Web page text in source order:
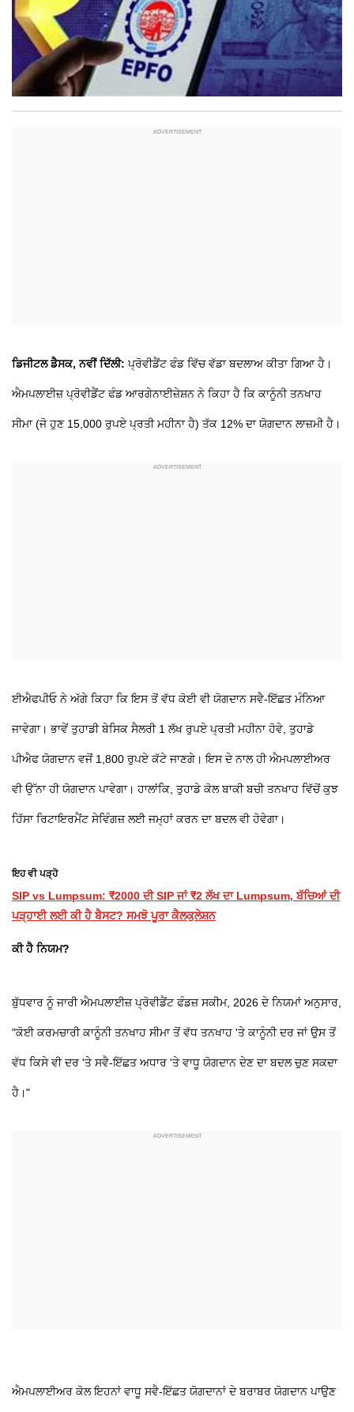
ਡਿਜੀਟਲ ਡੈਸਕ, ਨਵੀਂ ਦਿੱਲੀ: ਪ੍ਰੋਵੀਡੈਂਟ ਫੰਡ ਵਿੱਚ ਵੱਡਾ ਬਦਲਾਅ ਕੀਤਾ ਗਿਆ ਹੈ।
ਐਮਪਲਾਈਜ਼ ਪ੍ਰੋਵੀਡੈਂਟ ਫੰਡ ਆਰਗੇਨਾਈਜ਼ੇਸ਼ਨ ਨੇ ਕਿਹਾ ਹੈ ਕਿ ਕਾਨੂੰਨੀ ਤਨਖਾਹ
ਸੀਮਾ (ਜੋ ਹੁਣ 15,000 ਰੁਪਏ ਪ੍ਰਤੀ ਮਹੀਨਾ ਹੈ) ਤੱਕ 12% ਦਾ ਯੋਗਦਾਨ ਲਾਜ਼ਮੀ ਹੈ।
ਈਐਫਪੀਓ ਨੇ ਅੱਗੇ ਕਿਹਾ ਕਿ ਇਸ ਤੋਂ ਵੱਧ ਕੋਈ ਵੀ ਯੋਗਦਾਨ ਸਵੈ-ਇੱਛਤ ਮੰਨਿਆ
ਜਾਵੇਗਾ। ਭਾਵੇਂ ਤੁਹਾਡੀ ਬੇਸਿਕ ਸੈਲਰੀ 1 ਲੱਖ ਰੁਪਏ ਪ੍ਰਤੀ ਮਹੀਨਾ ਹੋਵੇ, ਤੁਹਾਡੇ
ਪੀਐਫ ਯੋਗਦਾਨ ਵਜੋਂ 1,800 ਰੁਪਏ ਕੱਟੇ ਜਾਣਗੇ। ਇਸ ਦੇ ਨਾਲ ਹੀ ਐਮਪਲਾਈਅਰ
ਵੀ ਉੱਨਾ ਹੀ ਯੋਗਦਾਨ ਪਾਵੇਗਾ। ਹਾਲਾਂਕਿ, ਤੁਹਾਡੇ ਕੋਲ ਬਾਕੀ ਬਚੀ ਤਨਖਾਹ ਵਿੱਚੋਂ ਕੁਝ
ਹਿੱਸਾ ਰਿਟਾਇਰਮੈਂਟ ਸੇਵਿੰਗਜ਼ ਲਈ ਜਮ੍ਹਾਂ ਕਰਨ ਦਾ ਬਦਲ ਵੀ ਹੋਵੇਗਾ।
ਇਹ ਵੀ ਪੜ੍ਹੋ
SIP vs Lumpsum: ₹2000 ਦੀ SIP ਜਾਂ ₹2 ਲੱਖ ਦਾ Lumpsum, ਬੱਚਿਆਂ ਦੀ
ਪੜ੍ਹਾਈ ਲਈ ਕੀ ਹੈ ਬੈਸਟ? ਸਮਝੋ ਪੂਰਾ ਕੈਲਕੁਲੇਸ਼ਨ
ਕੀ ਹੈ ਨਿਯਮ?
ਬੁੱਧਵਾਰ ਨੂੰ ਜਾਰੀ ਐਮਪਲਾਈਜ਼ ਪ੍ਰੋਵੀਡੈਂਟ ਫੰਡਜ਼ ਸਕੀਮ, 2026 ਦੇ ਨਿਯਮਾਂ ਅਨੁਸਾਰ,
"ਕੋਈ ਕਰਮਚਾਰੀ ਕਾਨੂੰਨੀ ਤਨਖਾਹ ਸੀਮਾ ਤੋਂ ਵੱਧ ਤਨਖਾਹ 'ਤੇ ਕਾਨੂੰਨੀ ਦਰ ਜਾਂ ਉਸ ਤੋਂ
ਵੱਧ ਕਿਸੇ ਵੀ ਦਰ 'ਤੇ ਸਵੈ-ਇੱਛਤ ਅਧਾਰ 'ਤੇ ਵਾਧੂ ਯੋਗਦਾਨ ਦੇਣ ਦਾ ਬਦਲ ਚੁਣ ਸਕਦਾ
ਹੈ।"
ਐਮਪਲਾਈਅਰ ਕੋਲ ਇਹਨਾਂ ਵਾਧੂ ਸਵੈ-ਇੱਛਤ ਯੋਗਦਾਨਾਂ ਦੇ ਬਰਾਬਰ ਯੋਗਦਾਨ ਪਾਉਣ